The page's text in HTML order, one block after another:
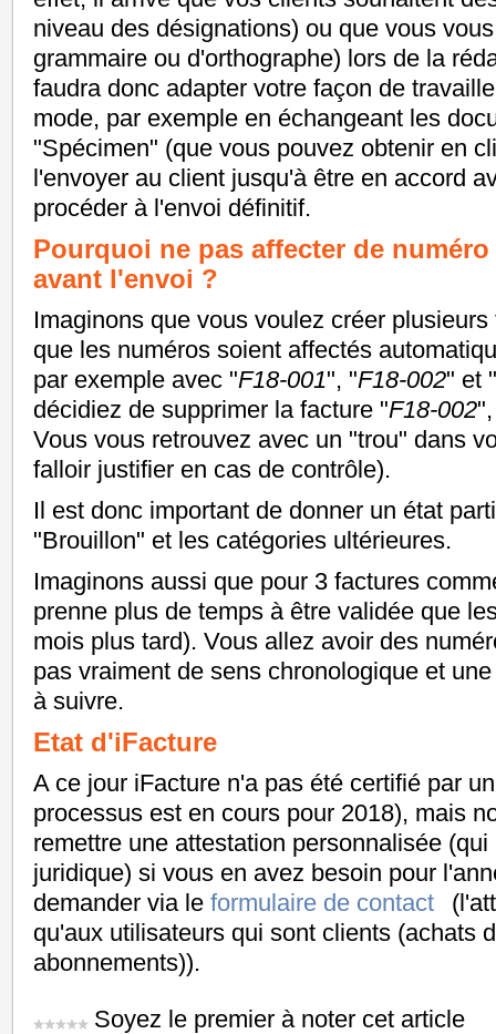
niveau des désignations) ou que vous
grammaire ou d'orthographe) lors de la
faudra donc adapter votre façon de
mode, par exemple en échangeant les
"Spécimen" (que vous pouvez obtenir en
l'envoyer au client jusqu'à être en accord
procéder à l'envoi définitif.
Pourquoi ne pas affecter de
avant l'envoi ?
Imaginons que vous voulez créer
que les numéros soient affectés
par exemple avec "F18-001", "F18-002" et "
décidiez de supprimer la facture "F18-002
Vous vous retrouvez avec un "trou" dans
falloir justifier en cas de contrôle).
Il est donc important de donner un état
"Brouillon" et les catégories ultérieures.
Imaginons aussi que pour 3 factures
prenne plus de temps à être validée que
mois plus tard). Vous allez avoir des
pas vraiment de sens chronologique et
à suivre.
Etat d'iFacture
A ce jour iFacture n'a pas été certifié par
processus est en cours pour 2018), mais
remettre une attestation personnalisée
juridique) si vous en avez besoin pour
demander via le formulaire de contact
qu'aux utilisateurs qui sont clients (achats
abonnements)).
Soyez le premier à noter cet article